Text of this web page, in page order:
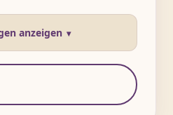
anzeigen